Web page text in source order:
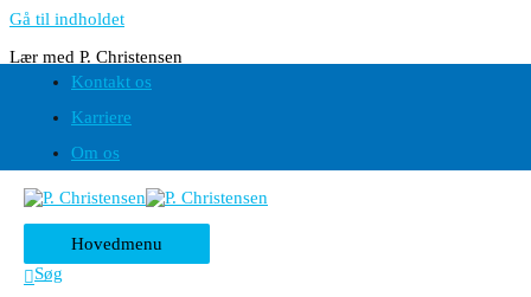
Gå til indholdet
Kontakt os
Karriere
Om os
Hovedmenu
Søg
Lær med P. Christensen